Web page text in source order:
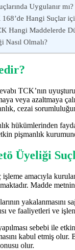
Uygulanır mı?
Hangi Suçlar
Hangi Maddelerde
Nasıl Olmalı?
TCK’nın
veya azaltmaya
cezai
hükümlerinden
pişmanlık
Üyeliği
amacıyla
Madde
yakalanmasını
ve faaliyetleri ve
sebebi ile
kabul etmiş
olur.